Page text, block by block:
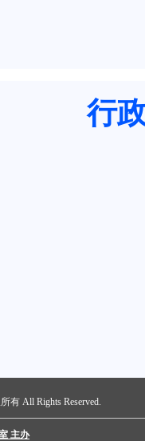
行
有 All Rights Reserved.
主办